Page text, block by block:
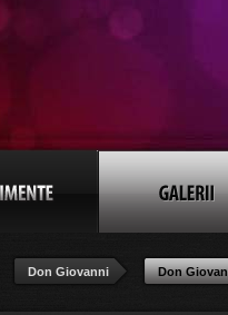
Don Giovanni Don